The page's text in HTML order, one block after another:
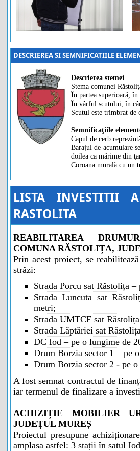
DESCRIEREA SI SEMNIFICATIILE
Descrierea stemei
Stema comunei
În partea superioară, în
În vârful scutului, în
Scutul este trimbrat de
Semnificaţiile
Capul de cerb
Barajul de acumulare
doilea ca mărime din
Coroana murală cu un
LISTA INVESTITII
RASTOLITA
REABILITAREA
COMUNA RĂSTOLIȚA,
Prin acest proiect, se
străzi:
Strada Porcu sat Răstolița
Strada Luncuta sat
metri;
Strada UMTCF sat
Strada Lăptăriei sat
DC Iod – pe o lungime de
Drum Borzia sector 1 – pe
Drum Borzia sector 2 - pe
A fost semnat contractul de
iar termenul de finalizare a
ACHIZIȚIE MOBILIER
JUDEȚUL MUREȘ
Proiectul presupune
amplasa astfel: 3 stații în satul